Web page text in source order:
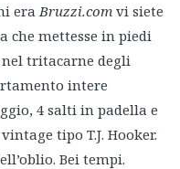
era Bruzzi.com vi siete
che mettesse in piedi
tritacarne degli
intere
4 salti in padella e
tipo T.J. Hooker.
Bei tempi.